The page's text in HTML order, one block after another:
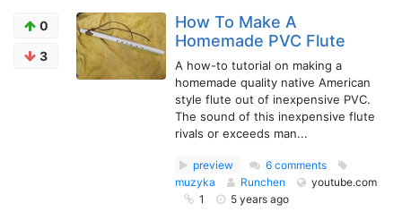
0
3
How To Make A
Homemade PVC Flute
A how-to tutorial on making a
homemade quality native American
style flute out of inexpensive PVC.
The sound of this inexpensive flute
rivals or exceeds man...
preview
6 comments
muzyka
Runchen
youtube.com
1
5 years ago